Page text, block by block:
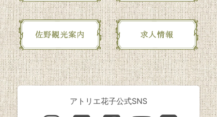
アトリエ花子公式SNS